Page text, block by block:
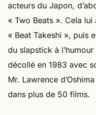
acteurs du Japon,
« Two Beats ». Cela
« Beat Takeshi », puis
du slapstick à l’humour
décollé en 1983 avec
Mr. Lawrence
dans plus de 50 films.